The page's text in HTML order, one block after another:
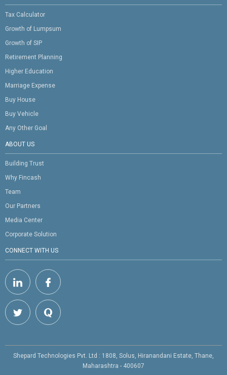
Tax Calculator
Growth of Lumpsum
Growth of SIP
Retirement Planning
Higher Education
Marriage Expense
Buy House
Buy Vehicle
Any Other Goal
ABOUT US
Building Trust
Why Fincash
Team
Our Partners
Media Center
Corporate Solution
CONNECT WITH US
Shepard Technologies Pvt. Ltd : 1808, Solus, Hiranandani Estate, Thane,
Maharashtra - 400607